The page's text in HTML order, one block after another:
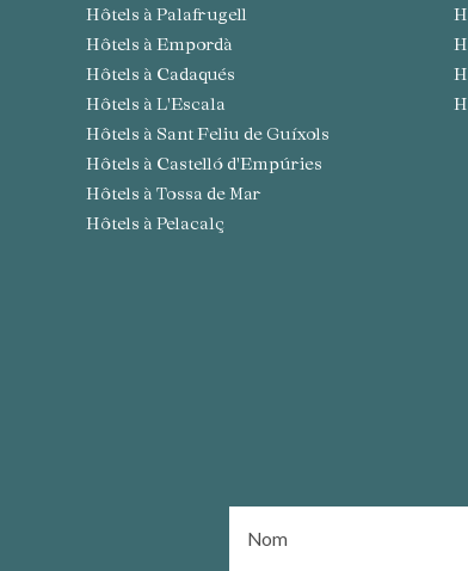
Hôtels à Palafrugell
Hôtels à Empordà
Hôtels à Cadaqués
Hôtels à L'Escala
Hôtels à Sant Feliu de Guíxols
Hôtels à Castelló d'Empúries
Hôtels à Tossa de Mar
Hôtels à Pelacalç